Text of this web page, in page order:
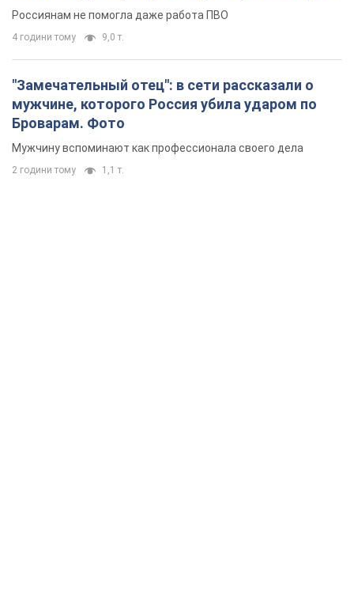
Россиянам не помогла даже работа ПВО
4 години тому 9,0 т.
"Замечательный отец": в сети рассказали о
мужчине, которого Россия убила ударом по
Броварам. Фото
Мужчину вспоминают как профессионала своего дела
2 години тому 1,1 т.